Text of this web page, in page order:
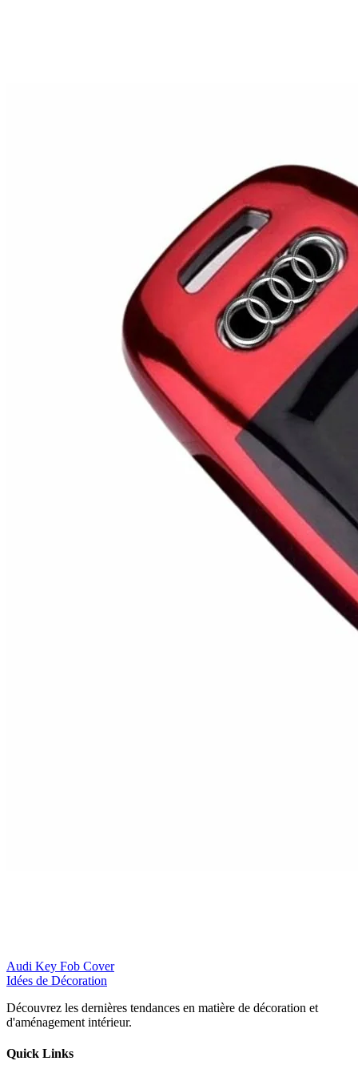
Audi Key Fob Cover
Idées de Décoration
Découvrez les dernières tendances en matière de décoration et
d'aménagement intérieur.
Quick Links